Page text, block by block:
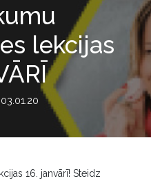
lekcijas
16. janvārī! Steidz